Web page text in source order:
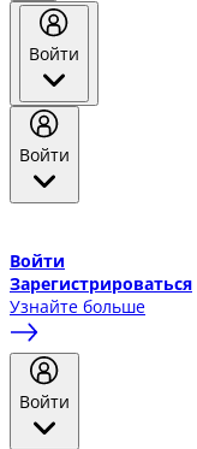
Войти
Войти
Войти
Зарегистрироваться
Узнайте больше
Войти